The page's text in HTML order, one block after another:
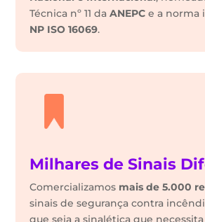
Técnica nº 11 daANEPC e a norma
NP ISO 16069.
Milhares de Sinais
Comercializamos mais de 5.000
sinais de segurança contra